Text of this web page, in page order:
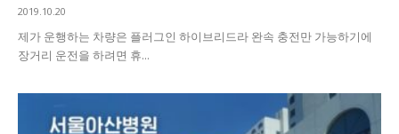
2019.10.20
제가 운행하는 차량은 플러그인 하이브리드라 완속 충전만 가능하기에
장거리 운전을 하려면 휴...